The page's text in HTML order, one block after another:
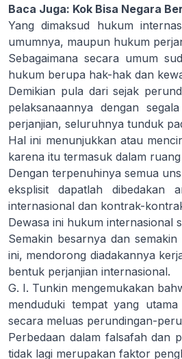
Baca Juga: Kok Bisa Negara
Yang dimaksud hukum
umumnya, maupun hukum
Sebagaimana secara umum
hukum berupa hak-hak dan
Demikian pula dari sejak
pelaksanaannya dengan
perjanjian, seluruhnya tunduk
Hal ini menunjukkan atau
karena itu termasuk dalam
Dengan terpenuhinya semua
eksplisit dapatlah dibedakan
internasional dan kontrak-
Dewasa ini hukum internasional
Semakin besarnya dan
ini, mendorong diadakannya
bentuk perjanjian internasional.
G. I. Tunkin mengemukakan
menduduki tempat yang
secara meluas perundingan-
Perbedaan dalam falsafah dan
tidak lagi merupakan faktor